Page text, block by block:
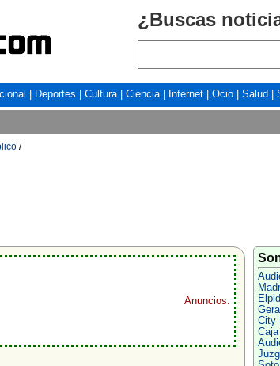
¿Buscas
Deportes Cultura| Ciencia| Internet Ocio Salud
/
Anuncios:
City